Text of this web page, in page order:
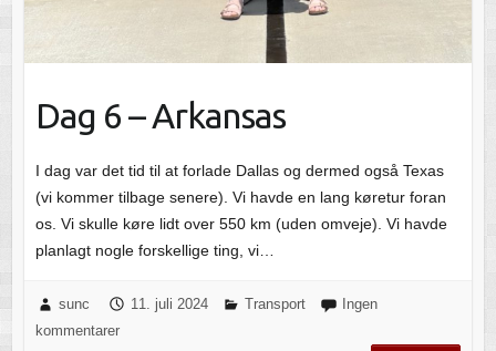
Dag 6 – Arkansas
I dag var det tid til at forlade Dallas og dermed også Texas
(vi kommer tilbage senere). Vi havde en lang køretur foran
os. Vi skulle køre lidt over 550 km (uden omveje). Vi havde
planlagt nogle forskellige ting, vi…
sunc 11. juli 2024 Transport
Ingen
kommentarer